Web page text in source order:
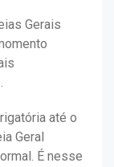
Gerais
até o
Geral
É nesse